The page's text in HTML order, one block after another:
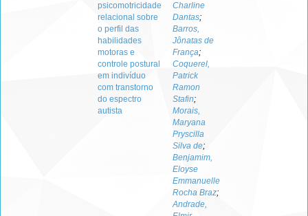
psicomotricidade
relacional sobre
o perfil das
habilidades
motoras e
controle postural
em indivíduo
com transtorno
do espectro
autista
Charline
Dantas;
Barros,
Jônatas de
França;
Coquerel,
Patrick
Ramon
Stafin;
Morais,
Maryana
Pryscilla
Silva de;
Benjamim,
Eloyse
Emmanuelle
Rocha Braz;
Andrade,